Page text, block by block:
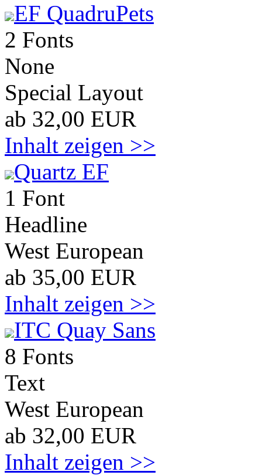
EF QuadruPets
2 Fonts
None
Special Layout
ab 32,00 EUR
Inhalt zeigen >>
Quartz EF
1 Font
Headline
West European
ab 35,00 EUR
Inhalt zeigen >>
ITC Quay Sans
8 Fonts
Text
West European
ab 32,00 EUR
Inhalt zeigen >>